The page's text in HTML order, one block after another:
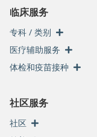
临床服务
专科 / 类别
医疗辅助服务
体检和疫苗接种
社区服务
社区